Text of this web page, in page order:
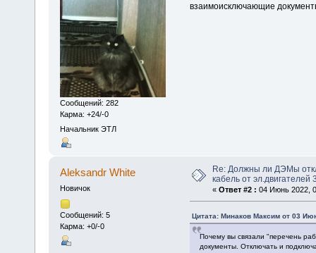
Сообщений: 282
Карма: +24/-0
Начальник ЭТЛ
взаимоисключающие
Aleksandr White
Новичок
Сообщений: 5
Карма: +0/-0
Re: Должны ли ДЭМы
кабель от эл.двигателей
« Ответ #2 : 04 Июнь 2022,
Цитата: Минаков Максим от 03
Почему вы связали "перечень
документы. Отключать и